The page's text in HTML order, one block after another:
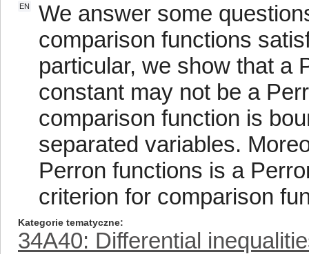
EN
We answer some
comparison functions
particular, we show that a
constant may not be a
comparison function is
separated variables.
Perron functions is a
criterion for comparison
Kategorie tematyczne
34A40: Differential